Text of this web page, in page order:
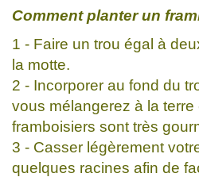
Comment planter un
1 - Faire un trou égal à
la motte.
2 - Incorporer au fond du
vous mélangerez à la
framboisiers sont très
3 - Casser légèrement
quelques racines afin de